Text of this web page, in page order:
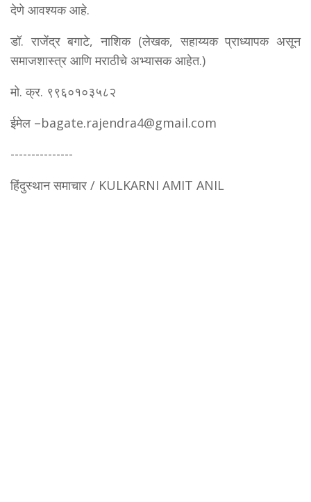
देणे आवश्यक आहे.
डॉ. राजेंद्र बगाटे, नाशिक (लेखक, सहाय्यक प्राध्यापक असून
समाजशास्त्र आणि मराठीचे अभ्यासक आहेत.)
मो. क्र. ९९६०१०३५८२
ईमेल –bagate.rajendra4@gmail.com
---------------
हिंदुस्थान समाचार / KULKARNI AMIT ANIL